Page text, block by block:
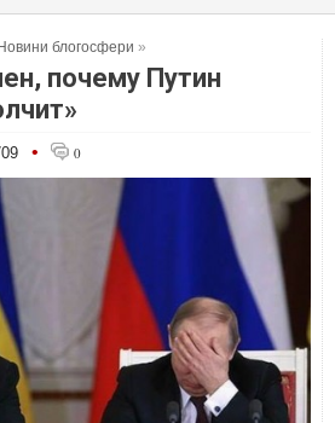
Новини блогосфери »
почему Путин
• 0